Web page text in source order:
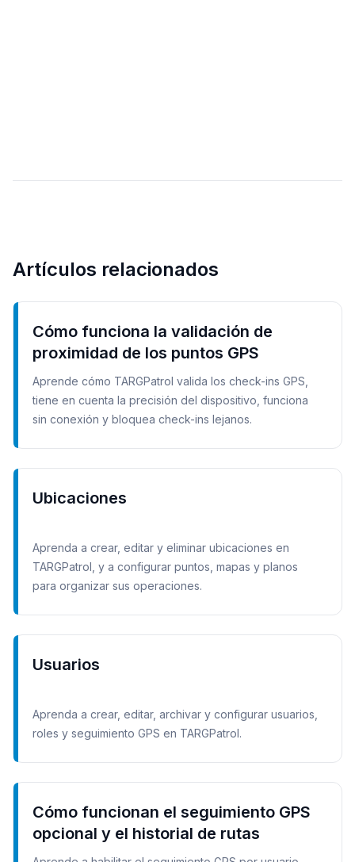
Artículos relacionados
Cómo funciona la validación de
proximidad de los puntos GPS
Aprende cómo TARGPatrol valida los check-ins GPS,
tiene en cuenta la precisión del dispositivo, funciona
sin conexión y bloquea check-ins lejanos.
Ubicaciones
Aprenda a crear, editar y eliminar ubicaciones en
TARGPatrol, y a configurar puntos, mapas y planos
para organizar sus operaciones.
Usuarios
Aprenda a crear, editar, archivar y configurar usuarios,
roles y seguimiento GPS en TARGPatrol.
Cómo funcionan el seguimiento GPS
opcional y el historial de rutas